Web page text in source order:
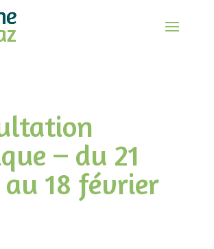
– du 21
18 février